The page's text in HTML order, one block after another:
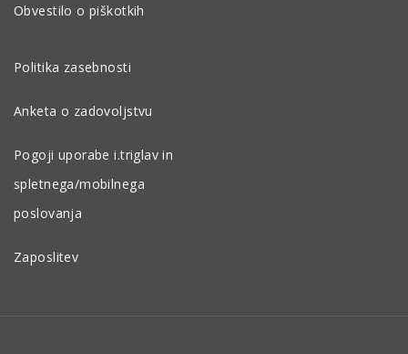
Obvestilo o piškotkih
Politika zasebnosti
Anketa o zadovoljstvu
Pogoji uporabe i.triglav in
spletnega/mobilnega
poslovanja
Zaposlitev